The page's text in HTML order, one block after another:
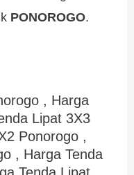
PONOROGO.
, Harga
Lipat 3X3
Ponorogo ,
, Harga Tenda